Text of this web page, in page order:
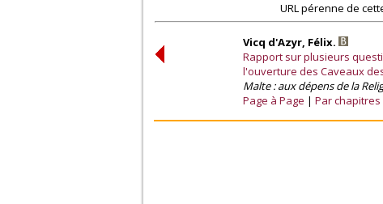
URL pérenne de
Vicq d'Azyr, Félix.
Rapport sur plusieurs
l'ouverture des Caveaux
Malte : aux dépens de la
Page à Page
Par chapitres